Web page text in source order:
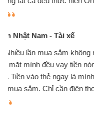
thiệu cho bạn bè biết
đã